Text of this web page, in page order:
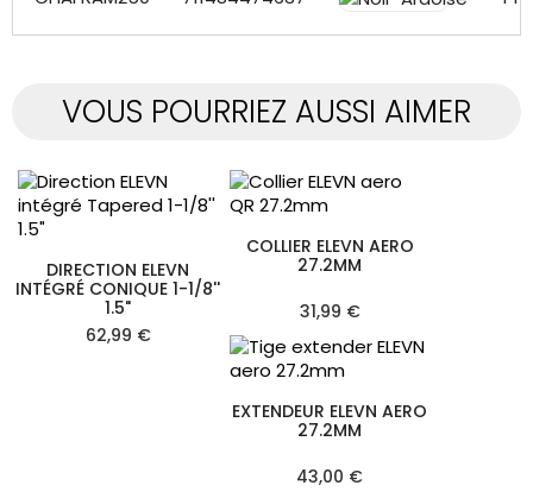
VOUS POURRIEZ AUSSI AIMER
DIRECTION ELEVN
INTÉGRÉ CONIQUE 1-1/8''
1.5"
62,99 €
COLLIER ELEVN AERO
27.2MM
31,99 €
EXTENDEUR ELEVN AERO
27.2MM
43,00 €